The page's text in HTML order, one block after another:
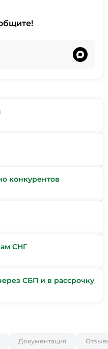
конкурентов
СНГ
СБП и в рассрочку
Документация